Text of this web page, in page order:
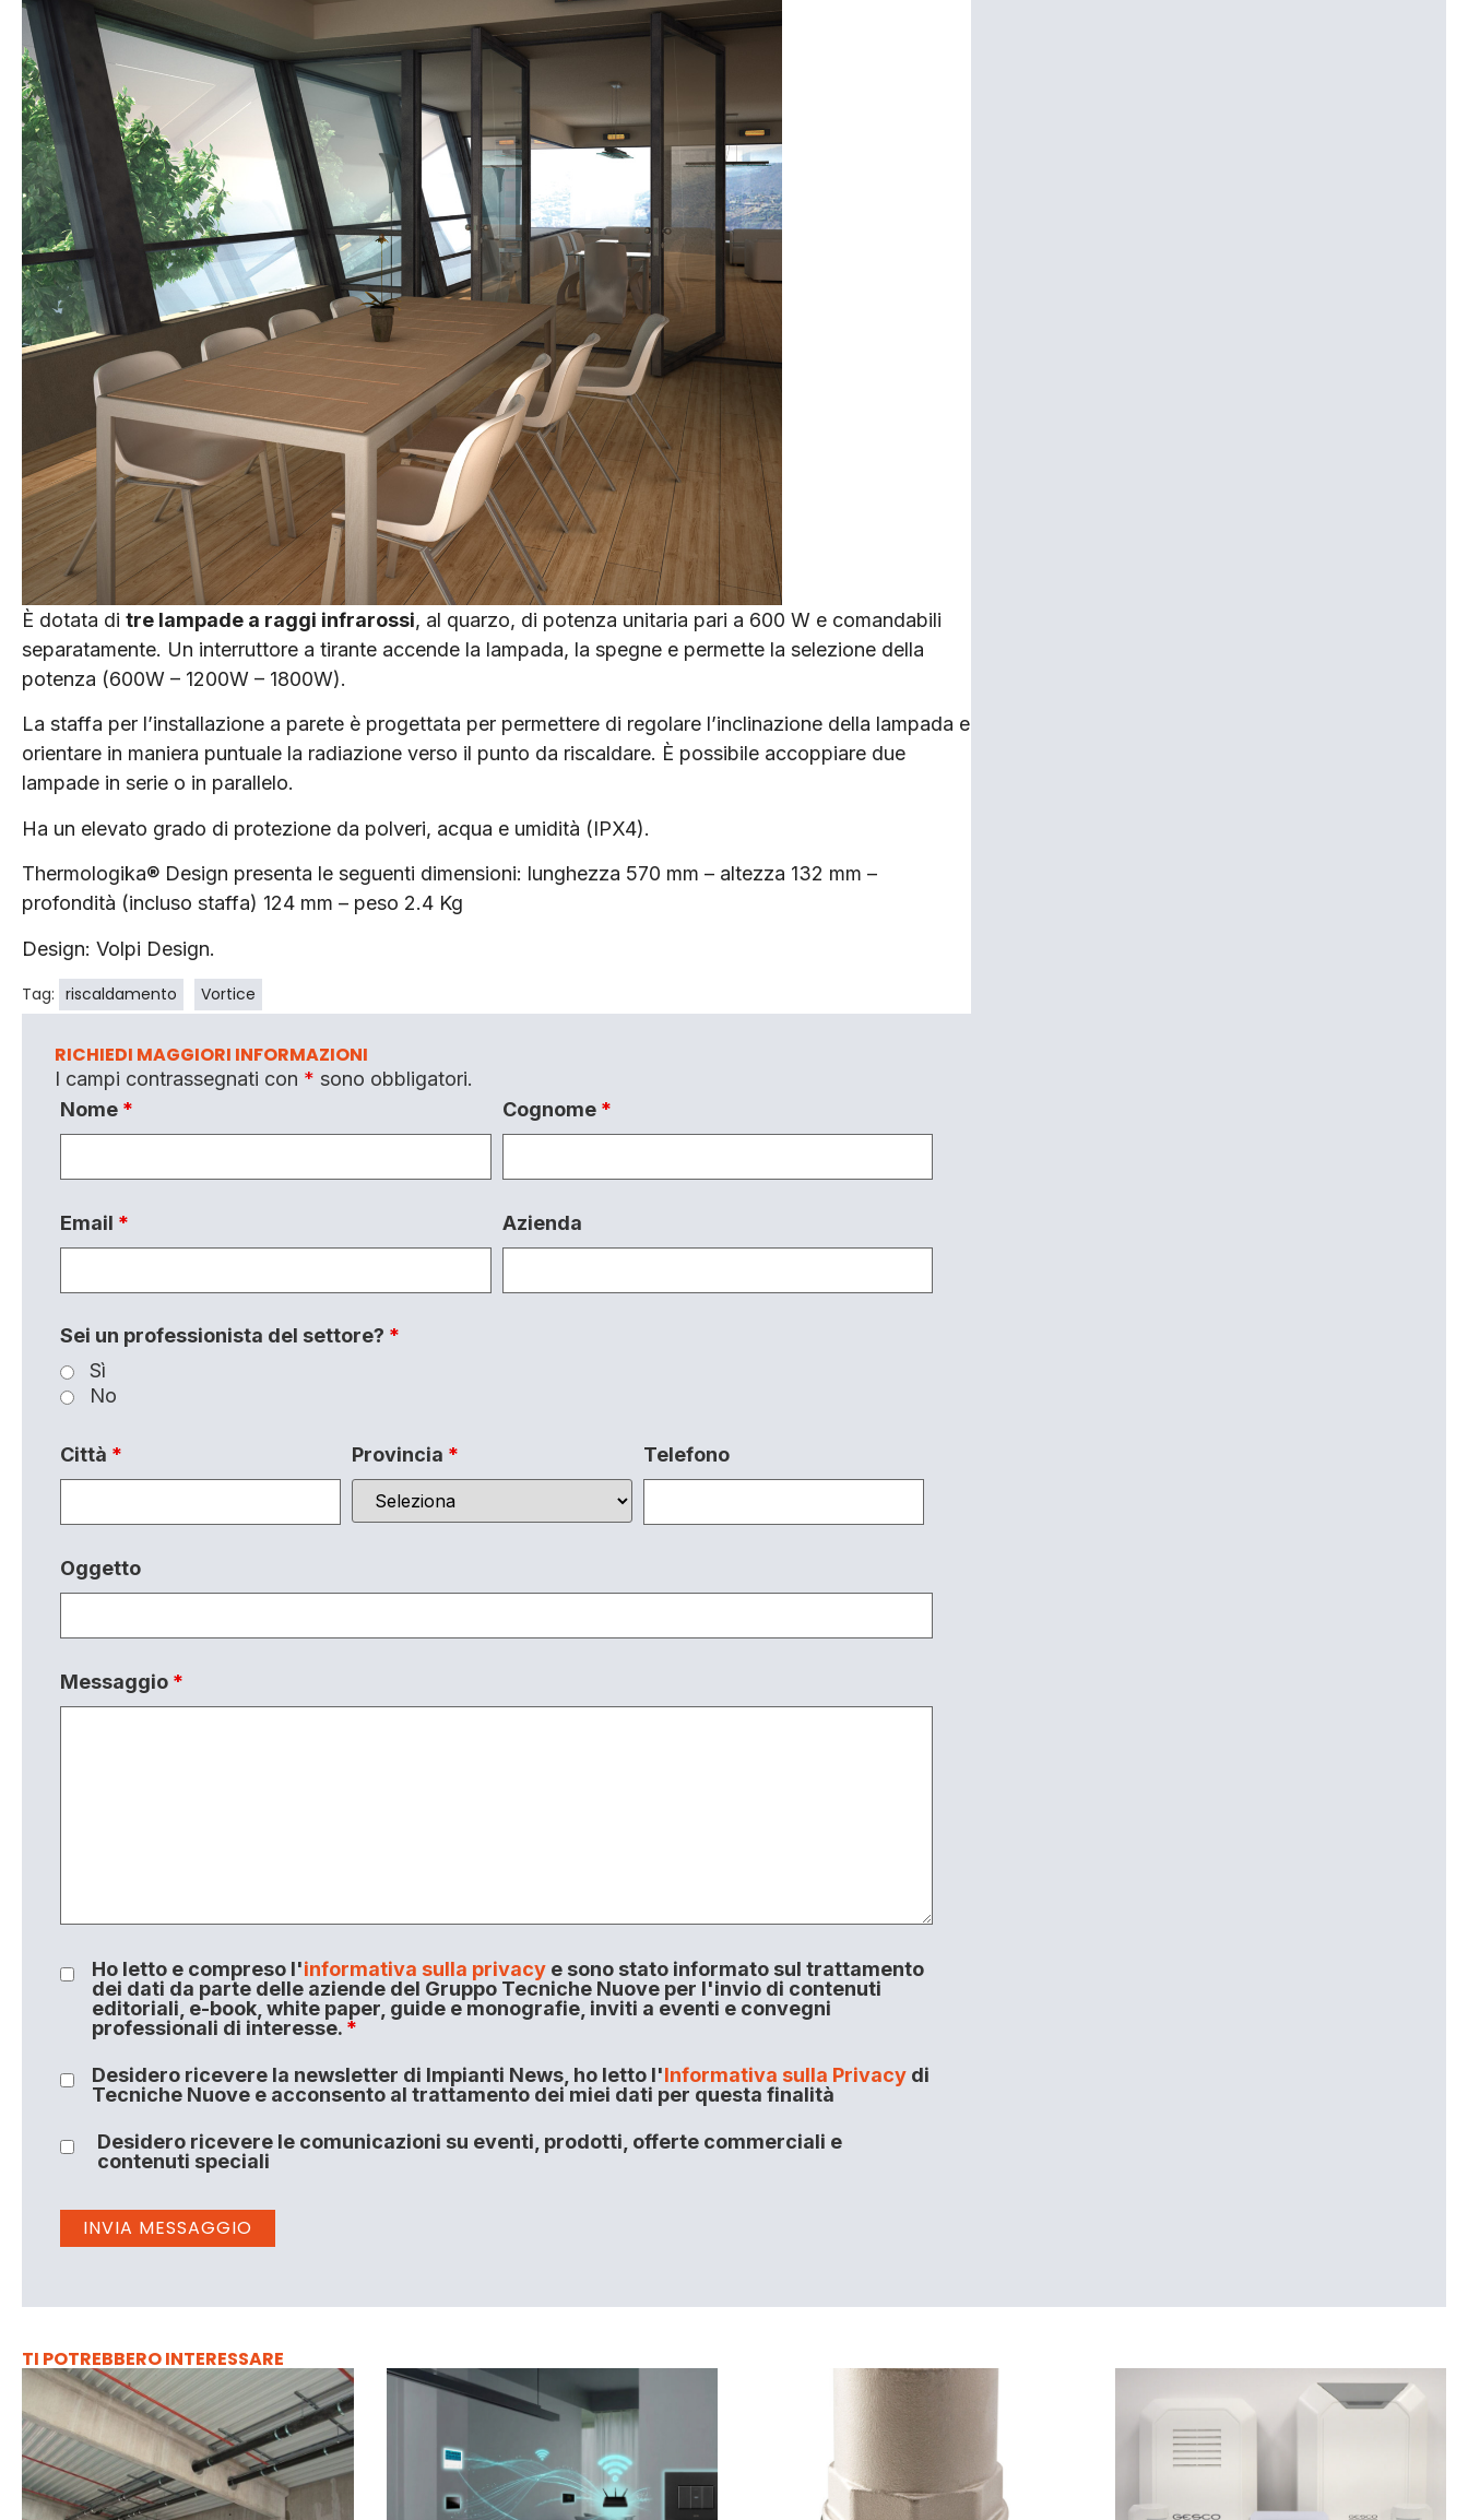
È dotata di tre lampade a raggi infrarossi, al quarzo, di potenza unitaria pari a 600 W e comandabili
separatamente. Un interruttore a tirante accende la lampada, la spegne e permette la selezione della
potenza (600W – 1200W – 1800W).
La staffa per l’installazione a parete è progettata per permettere di regolare l’inclinazione della lampada e
orientare in maniera puntuale la radiazione verso il punto da riscaldare. È possibile accoppiare due
lampade in serie o in parallelo.
Ha un elevato grado di protezione da polveri, acqua e umidità (IPX4).
Thermologika® Design presenta le seguenti dimensioni: lunghezza 570 mm – altezza 132 mm –
profondità (incluso staffa) 124 mm – peso 2.4 Kg
Design: Volpi Design.
Tag: riscaldamento Vortice
RICHIEDI MAGGIORI INFORMAZIONI
I campi contrassegnati con * sono obbligatori.
Nome * Cognome *
Email * Azienda
Sei un professionista del settore? *
Sì
No
Città * Provincia * Telefono
Oggetto
Messaggio *
Ho letto e compreso l'informativa sulla privacye sono stato informato sul trattamento
dei dati da parte delle aziende del Gruppo Tecniche Nuove per l'invio di contenuti
editoriali, e-book, white paper, guide e monografie, inviti a eventi e convegni
professionali di interesse. *
Desidero ricevere la newsletter di Impianti News, ho letto l'Informativa sulla Privacydi
Tecniche Nuove e acconsento al trattamento dei miei dati per questa finalità
Desidero ricevere le comunicazioni su eventi, prodotti, offerte commerciali e
contenuti speciali
TI POTREBBERO INTERESSARE